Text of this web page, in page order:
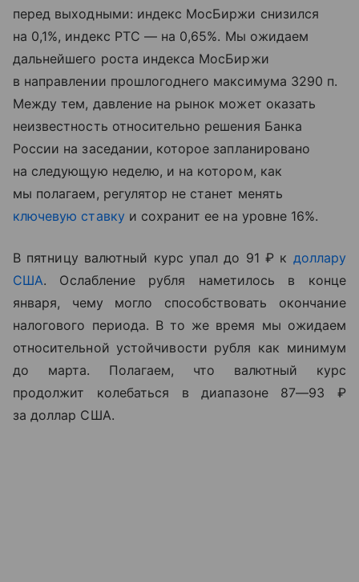
перед выходными: индекс МосБиржи снизился
на 0,1%, индекс РТС — на 0,65%. Мы ожидаем
дальнейшего роста индекса МосБиржи
в направлении прошлогоднего максимума 3290 п.
Между тем, давление на рынок может оказать
неизвестность относительно решения Банка
России на заседании, которое запланировано
на следующую неделю, и на котором, как
мы полагаем, регулятор не станет менять
ключевую ставку и сохранит ее на уровне 16%.
В пятницу валютный курс упал до 91 ₽ к доллару
США. Ослабление рубля наметилось в конце
января, чему могло способствовать окончание
налогового периода. В то же время мы ожидаем
относительной устойчивости рубля как минимум
до марта. Полагаем, что валютный курс
продолжит колебаться в диапазоне 87—93 ₽
за доллар США.